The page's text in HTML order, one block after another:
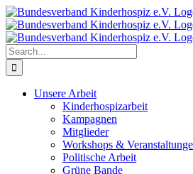
Skip
to
content
Search
for:
Unsere Arbeit
Kinderhospizarbeit
Kampagnen
Mitglieder
Workshops &
Politische Arbeit
Grüne Bande